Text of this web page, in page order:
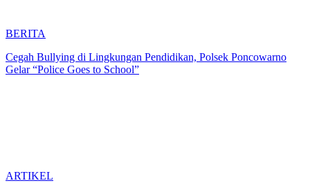
BERITA
Cegah Bullying di Lingkungan Pendidikan, Polsek Poncowarno
Gelar “Police Goes to School”
ARTIKEL